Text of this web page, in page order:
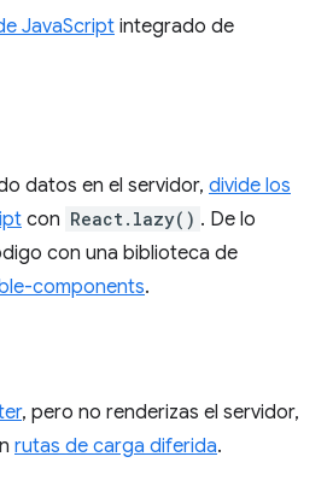
JavaScriptintegrado de
datos en el servidor, divide los
con React.lazy() . De lo
con una biblioteca de
components.
, pero no renderizas el servidor,
rutas de carga diferida.